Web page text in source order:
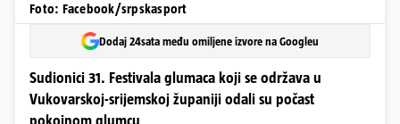
Foto: Facebook/srpskasport
Dodaj 24sata među omiljene izvore na Googleu
Sudionici 31. Festivala glumaca koji se održava u
Vukovarskoj-srijemskoj županiji odali su počast
pokojnom glumcu